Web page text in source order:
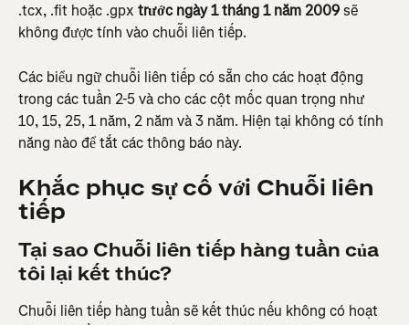
.tcx, .fit hoặc .gpx trước ngày 1 tháng 1 năm 2009 sẽ
không được tính vào chuỗi liên tiếp.
Các biểu ngữ chuỗi liên tiếp có sẵn cho các hoạt động
trong các tuần 2-5 và cho các cột mốc quan trọng như
10, 15, 25, 1 năm, 2 năm và 3 năm. Hiện tại không có tính
năng nào để tắt các thông báo này.
Khắc phục sự cố với Chuỗi liên
tiếp
Tại sao Chuỗi liên tiếp hàng tuần của
tôi lại kết thúc?
Chuỗi liên tiếp hàng tuần sẽ kết thúc nếu không có hoạt